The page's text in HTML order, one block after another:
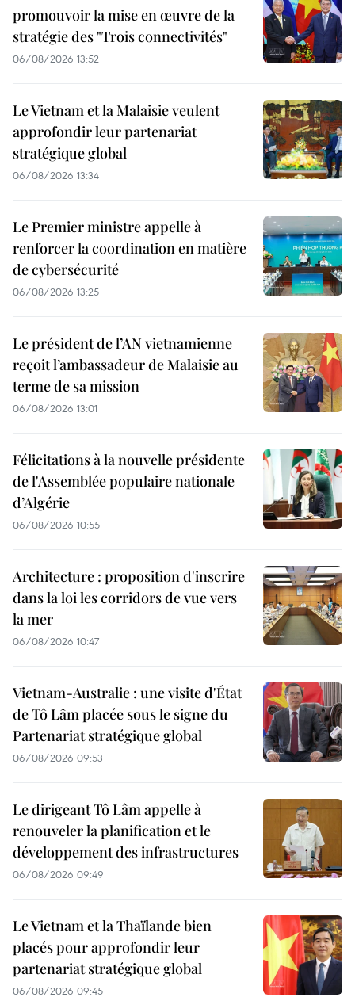
promouvoir la mise en œuvre de la
stratégie des "Trois connectivités"
06/08/2026 13:52
Le Vietnam et la Malaisie veulent
approfondir leur partenariat
stratégique global
06/08/2026 13:34
Le Premier ministre appelle à
renforcer la coordination en matière
de cybersécurité
06/08/2026 13:25
Le président de l’AN vietnamienne
reçoit l’ambassadeur de Malaisie au
terme de sa mission
06/08/2026 13:01
Félicitations à la nouvelle présidente
de l'Assemblée populaire nationale
d’Algérie
06/08/2026 10:55
Architecture : proposition d'inscrire
dans la loi les corridors de vue vers
la mer
06/08/2026 10:47
Vietnam-Australie : une visite d'État
de Tô Lâm placée sous le signe du
Partenariat stratégique global
06/08/2026 09:53
Le dirigeant Tô Lâm appelle à
renouveler la planification et le
développement des infrastructures
06/08/2026 09:49
Le Vietnam et la Thaïlande bien
placés pour approfondir leur
partenariat stratégique global
06/08/2026 09:45